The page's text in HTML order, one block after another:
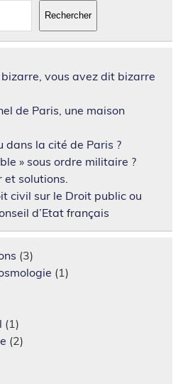
Rechercher
vous avez dit bizarre
de Paris, une maison
dans la cité de Paris ?
» sous ordre militaire ?
et solutions.
civil sur le Droit public ou
d’Etat français
(3)
(1)
(1)
(2)